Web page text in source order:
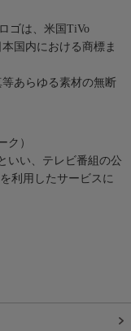
ゴは、米国TiVo
国内における商標ま
あらゆる素材の無断
ク）
いい、テレビ番組の公
利用したサービスに